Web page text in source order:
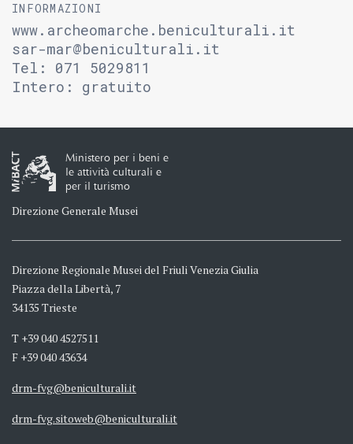
INFORMAZIONI
www.archeomarche.beniculturali.it
sar-mar@beniculturali.it
Tel: 071 5029811
Intero: gratuito
Ministero per i beni e
le attività culturali e
per il turismo
Direzione Generale Musei
Direzione Regionale Musei del Friuli Venezia Giulia
Piazza della Libertà, 7
34135 Trieste
T +39 040 4527511
F +39 040 43634
drm-fvg@beniculturali.it
drm-fvg.sitoweb@beniculturali.it